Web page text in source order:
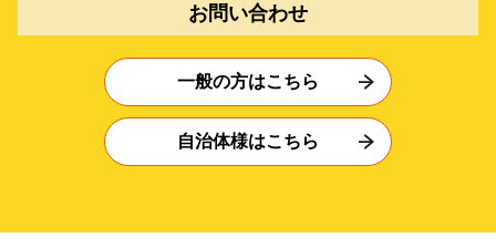
お問い合わせ
一般の方はこちら
自治体様はこちら